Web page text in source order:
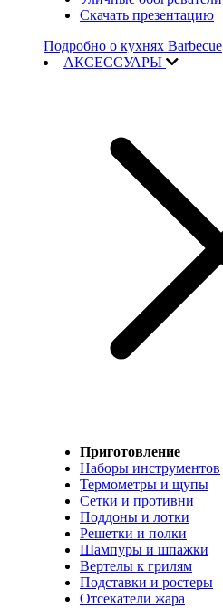
Скачать презентацию
Подробно о кухнях Barbecue
АКСЕССУАРЫ
Приготовление
Наборы инструментов
Термометры и щупы
Сетки и противни
Поддоны и лотки
Решетки и полки
Шампуры и шпажки
Вертелы к грилям
Подставки и ростеры
Отсекатели жара